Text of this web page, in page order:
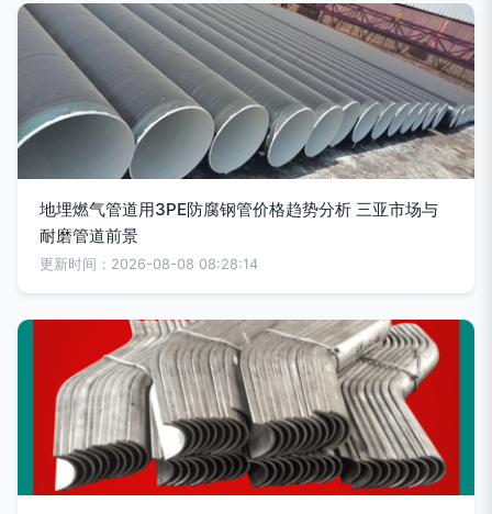
地埋燃气管道用3PE防腐钢管价格趋势分析 三亚市场与
耐磨管道前景
更新时间：2026-08-08 08:28:14